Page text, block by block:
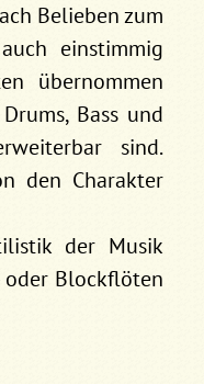
Belieben zum
einstimmig
übernommen
Bass und
sind.
den Charakter
der Musik
oder Blockflöten